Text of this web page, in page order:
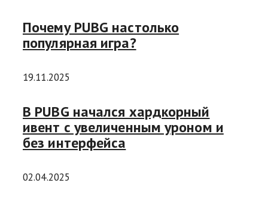
Почему PUBG настолько
популярная игра?
19.11.2025
В PUBG начался хардкорный
ивент с увеличенным уроном и
без интерфейса
02.04.2025